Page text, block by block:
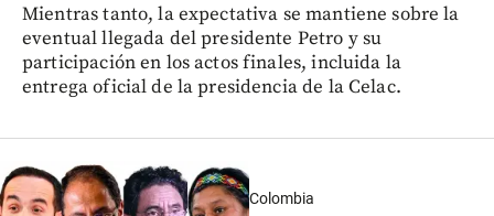
Mientras tanto, la expectativa se mantiene sobre la
eventual llegada del presidente Petro y su
participación en los actos finales, incluida la
entrega oficial de la presidencia de la Celac.
Colombia